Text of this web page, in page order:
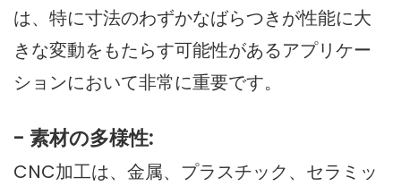
は、特に寸法のわずかなばらつきが性能に大
きな変動をもたらす可能性があるアプリケー
ションにおいて非常に重要です。
- 素材の多様性:
CNC加工は、金属、プラスチック、セラミッ